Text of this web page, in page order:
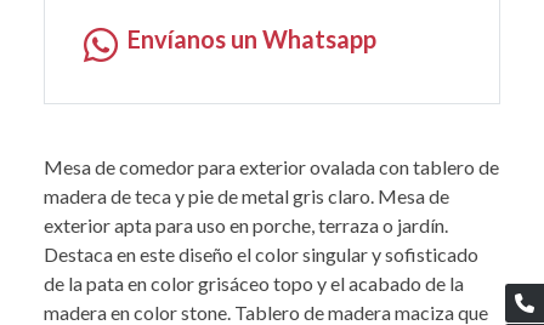
Envíanos un Whatsapp
Mesa de comedor para exterior ovalada con tablero de
madera de teca y pie de metal gris claro. Mesa de
exterior apta para uso en porche, terraza o jardín.
Destaca en este diseño el color singular y sofisticado
de la pata en color grisáceo topo y el acabado de la
madera en color stone. Tablero de madera maciza que